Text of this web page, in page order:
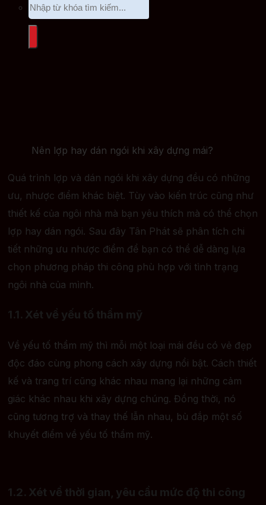
Nên lợp hay dán ngói khi xây dựng mái?
Quá trình lợp và dán ngói khi xây dựng đều có những
ưu, nhược điểm khác biệt. Tùy vào kiến trúc cũng như
thiết kế của ngôi nhà mà bạn yêu thích mà có thể chọn
lợp hay dán ngói. Sau đây Tân Phát sẽ phân tích chi
tiết những ưu nhược điểm để bạn có thể dễ dàng lựa
chọn phương pháp thi công phù hợp với tình trạng
ngôi nhà của mình.
1.1. Xét về yếu tố thẩm mỹ
Về yếu tố thẩm mỹ thì mỗi một loại mái đều có vẻ đẹp
độc đáo cùng phong cách xây dựng nổi bật. Cách thiết
kế và trang trí cũng khác nhau mang lại những cảm
giác khác nhau khi xây dựng chúng. Đồng thời, nó
cũng tương trợ và thay thế lẫn nhau, bù đắp một số
khuyết điểm về yếu tố thẩm mỹ.
1.2. Xét về thời gian, yêu cầu mức độ thi công